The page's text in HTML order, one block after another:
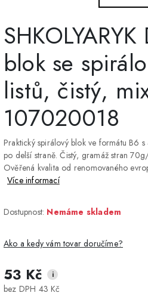
blok se
listů, čistý,
107020018
Praktický spirálový blok ve formátu B6
po delší straně. Čistý, gramáž stran
Ověřená kvalita od renomovaného
Více informací
Dostupnost: Nemáme skladem
Ako a kedy vám tovar doručíme?
DPD Home - doručenie
na adresu
53 Kč i
bez DPH 43 Kč